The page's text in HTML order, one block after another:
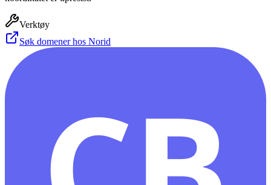
Verktøy
Søk domener hos Norid